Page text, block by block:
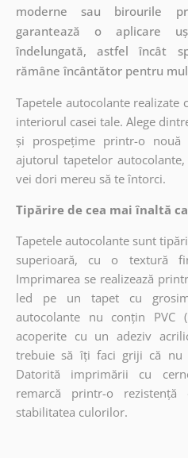
moderne sau birourile
garantează o aplicare
îndelungată, astfel încât
rămâne încântător pentru
Tapetele autocolante
interiorul casei tale. Alege
și prospețime printr-o nouă
ajutorul tapetelor
vei dori mereu să te întorci.
Tipărire de cea mai înaltă
Tapetele autocolante sunt
superioară, cu o textură
Imprimarea se realizează
led pe un tapet cu
autocolante nu conțin PVC
acoperite cu un adeziv
trebuie să îți faci griji că nu
Datorită imprimării cu
remarcă printr-o
stabilitatea culorilor.